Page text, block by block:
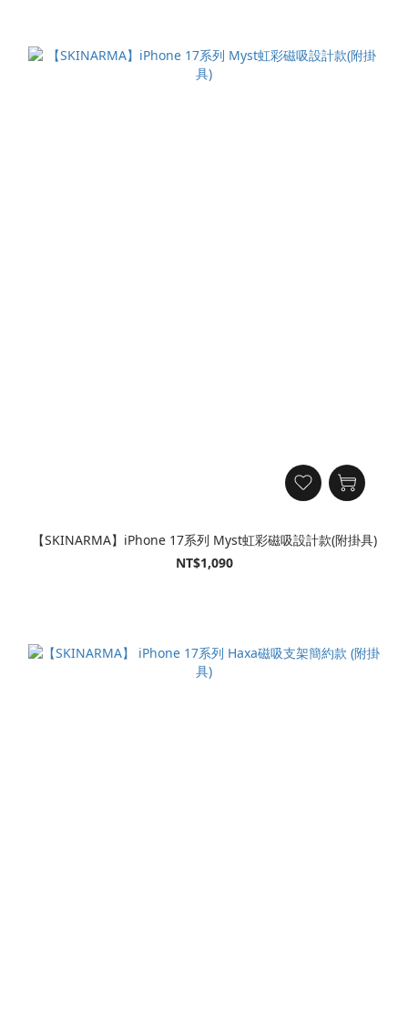
【SKINARMA】iPhone 17系列 Myst虹彩磁吸設計款(附掛具)
NT$1,090